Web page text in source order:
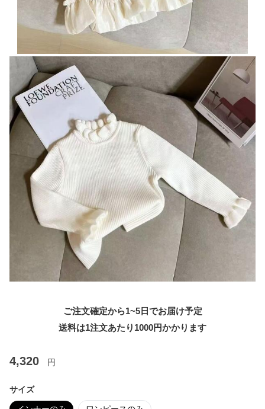
ご注文確定から1~5日でお届け予定
送料は1注文あたり 1000円かかります
4,320 円
サイズ